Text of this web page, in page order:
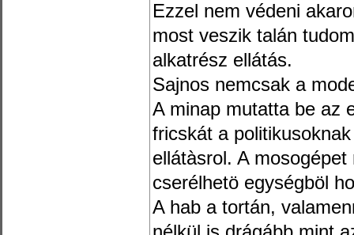
Ezzel nem védeni
most veszik talán
alkatrész ellátás.
Sajnos nemcsak a
A minap mutatta be az
fricskát a
ellátàsrol. A
cserélhetö egységböl
A hab a tortán,